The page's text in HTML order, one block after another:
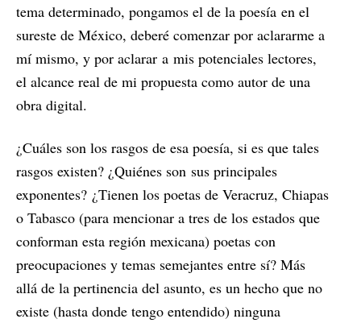
tema determinado, pongamos el de la poesía en el
sureste de México, deberé comenzar por aclararme a
mí mismo, y por aclarar a mis potenciales lectores,
el alcance real de mi propuesta como autor de una
obra digital.
¿Cuáles son los rasgos de esa poesía, si es que tales
rasgos existen? ¿Quiénes son sus principales
exponentes? ¿Tienen los poetas de Veracruz, Chiapas
o Tabasco (para mencionar a tres de los estados que
conforman esta región mexicana) poetas con
preocupaciones y temas semejantes entre sí? Más
allá de la pertinencia del asunto, es un hecho que no
existe (hasta donde tengo entendido) ninguna